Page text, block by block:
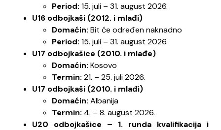
Period: 15. juli – 31. august 2026.
U16 odbojkaši (2012. i mlađi)
Domaćin: Bit će određen naknadno
Period: 15. juli – 31. august 2026.
U17 odbojkašice (2010. i mlađe)
Domaćin: Kosovo
Termin: 21. – 25. juli 2026.
U17 odbojkaši (2010. i mlađi)
Domaćin: Albanija
Termin: 4. – 8. august 2026.
U20 odbojkašice – 1. runda kvalifikacija i